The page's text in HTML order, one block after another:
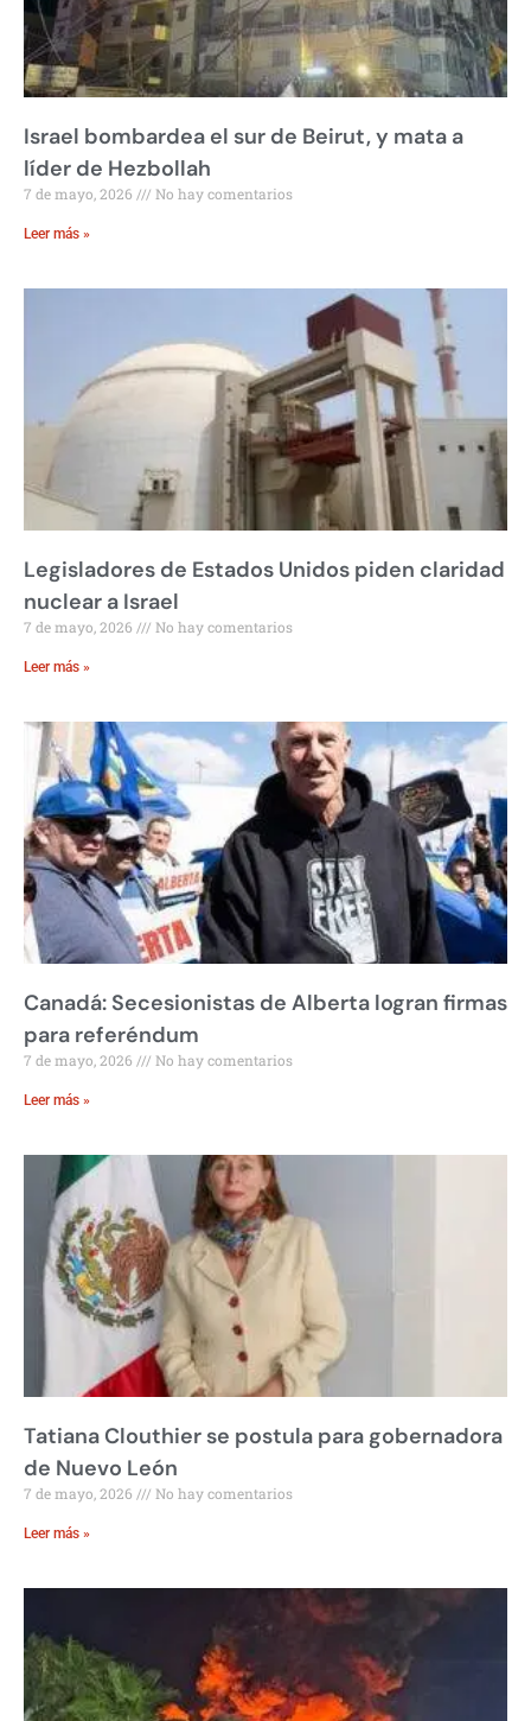
Israel bombardea el sur de Beirut, y mata a
líder de Hezbollah
7 de mayo, 2026 No hay comentarios
Leer más »
Legisladores de Estados Unidos piden claridad
nuclear a Israel
7 de mayo, 2026 No hay comentarios
Leer más »
Canadá: Secesionistas de Alberta logran firmas
para referéndum
7 de mayo, 2026 No hay comentarios
Leer más »
Tatiana Clouthier se postula para gobernadora
de Nuevo León
7 de mayo, 2026 No hay comentarios
Leer más »